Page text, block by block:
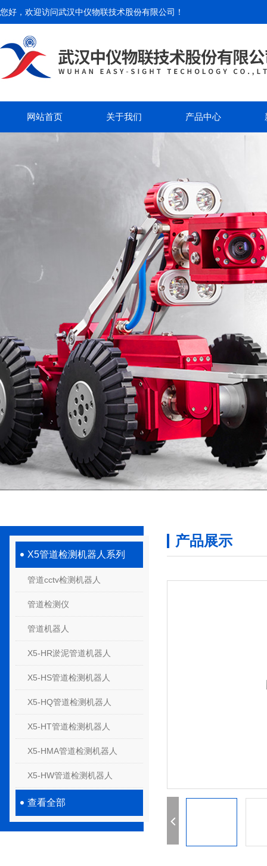
您好，欢迎访问武汉中仪物联技术股份有限公司 ！
网站首页 关于我们 产品中心
X5管道检测机器人系列
管道cctv检测机器人
管道检测仪
管道机器人
X5-HR淤泥管道机器人
X5-HS管道检测机器人
X5-HQ管道检测机器人
X5-HT管道检测机器人
X5-HMA管道检测机器人
X5-HW管道检测机器人
查看全部
产品展示